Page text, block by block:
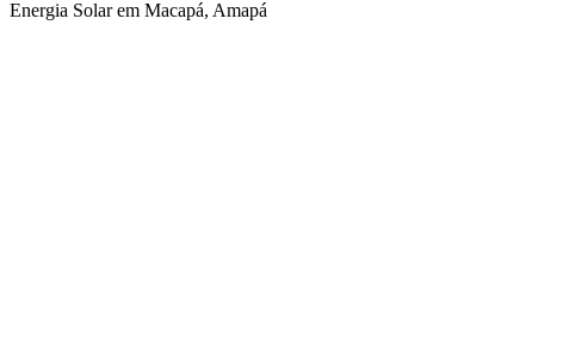
Energia Solar em Macapá, Amapá